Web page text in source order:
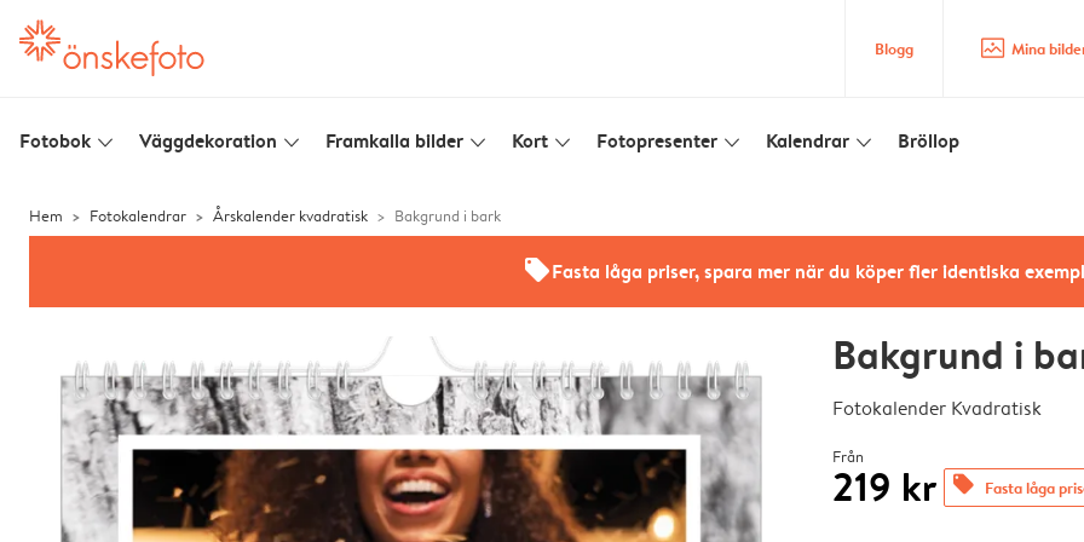
Blogg image_placeholder Mina
Fotobok slim_arrow_down Väggdekoration slim_arrow_down Framkalla bilder slim_arrow_down Kort slim_arrow_down Fotopresenter slim_arrow_down Kalendrar slim_arrow_down Bröllop
Hem Fotokalendrar Årskalender kvadratisk Bakgrund i bark
offersFasta låga priser, spara mer när du köper fler identiska
Bakgrund i
Fotokalender Kvadratisk
Från
219 kr offers Fasta låga